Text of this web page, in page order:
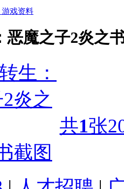
游戏资料
恶魔之子2炎之
共1张
截图